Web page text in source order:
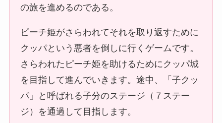
の旅を進めるのである。
ピーチ姫がさらわれてそれを取り返すために
クッパという悪者を倒しに行くゲームです。
さらわれたピーチ姫を助けるためにクッパ城
を目指して進んでいきます。途中、「子クッ
パ」と呼ばれる子分のステージ（７ステー
ジ）を通過して目指します。